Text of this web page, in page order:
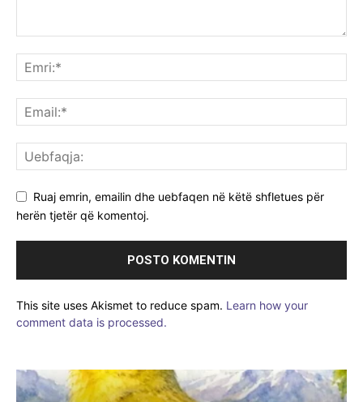
Ruaj emrin, emailin dhe uebfaqen në këtë shfletues për
herën tjetër që komentoj.
This site uses Akismet to reduce spam. Learn how your
comment data is processed.